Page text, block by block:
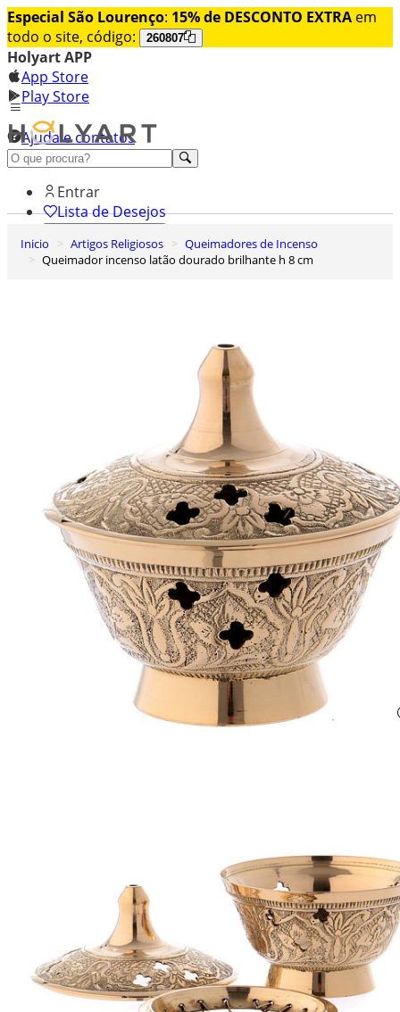
Especial São Lourenço: 15% de DESCONTO EXTRA em
todo o site, código:
260807
Holyart APP
App Store
Play Store
Ajuda e contatos
Conheça premium
Entrar
Lista de Desejos
0
Carrinho de Compras
Inicio Artigos Religiosos
Queimadores de Incenso
Queimador incenso latão dourado brilhante h 8 cm